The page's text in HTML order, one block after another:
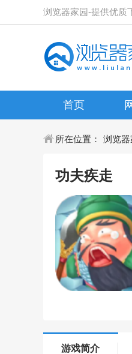
浏览器家园-提供优质
首页
所在位置： 浏览器
功夫疾走
游戏简介